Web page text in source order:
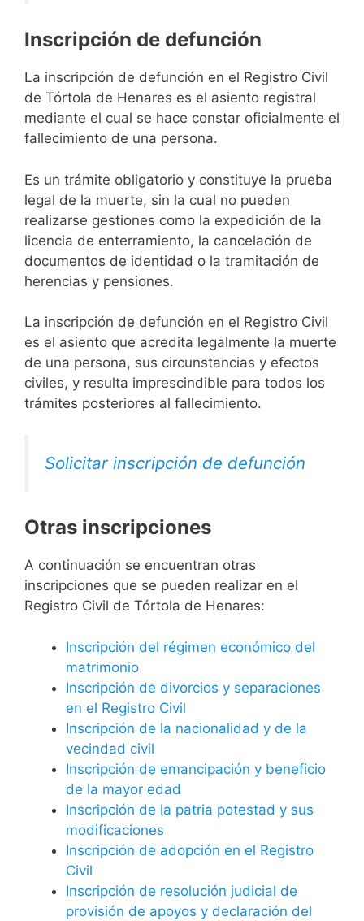
Inscripción de defunción
La inscripción de defunción en el Registro Civil
de Tórtola de Henares es el asiento registral
mediante el cual se hace constar oficialmente el
fallecimiento de una persona.
Es un trámite obligatorio y constituye la prueba
legal de la muerte, sin la cual no pueden
realizarse gestiones como la expedición de la
licencia de enterramiento, la cancelación de
documentos de identidad o la tramitación de
herencias y pensiones.
La inscripción de defunción en el Registro Civil
es el asiento que acredita legalmente la muerte
de una persona, sus circunstancias y efectos
civiles, y resulta imprescindible para todos los
trámites posteriores al fallecimiento.
Solicitar inscripción de defunción
Otras inscripciones
A continuación se encuentran otras
inscripciones que se pueden realizar en el
Registro Civil de Tórtola de Henares:
Inscripción del régimen económico del
matrimonio
Inscripción de divorcios y separaciones
en el Registro Civil
Inscripción de la nacionalidad y de la
vecindad civil
Inscripción de emancipación y beneficio
de la mayor edad
Inscripción de la patria potestad y sus
modificaciones
Inscripción de adopción en el Registro
Civil
Inscripción de resolución judicial de
provisión de apoyos y declaración del